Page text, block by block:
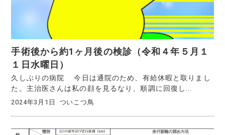
手術後から約1ヶ月後の検診（令和４年５月１
１日水曜日）
久しぶりの病院 今日は通院のため、有給休暇と取りまし
た。主治医さんは私の顔を見るなり、順調に回復し...
2024年3月1日 ついこつ鳥